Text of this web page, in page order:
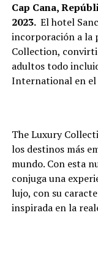
Cap Cana,
2023. El hotel
incorporación a la
Collection,
adultos todo
International en el
The Luxury
los destinos más
mundo. Con esta
conjugauna
lujo, con su
inspirada en la